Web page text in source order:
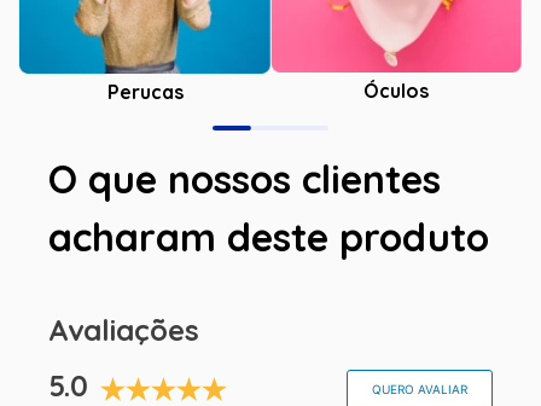
Perucas Óculos
O que nossos clientes
acharam deste produto
Avaliações
5.0
QUERO AVALIAR